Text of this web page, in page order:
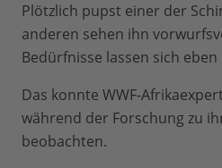
Plötzlich pupst einer der
anderen sehen ihn
Bedürfnisse lassen sich
Das konnte WWF-
während der Forschung zu
beobachten.